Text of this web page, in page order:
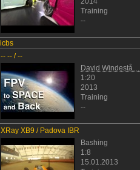
Training
--
-- -- / --
David Windestå…
1:20
2013
Training
--
XRay XB9 / Padova IBR
Bashing
1:8
15.01.2013